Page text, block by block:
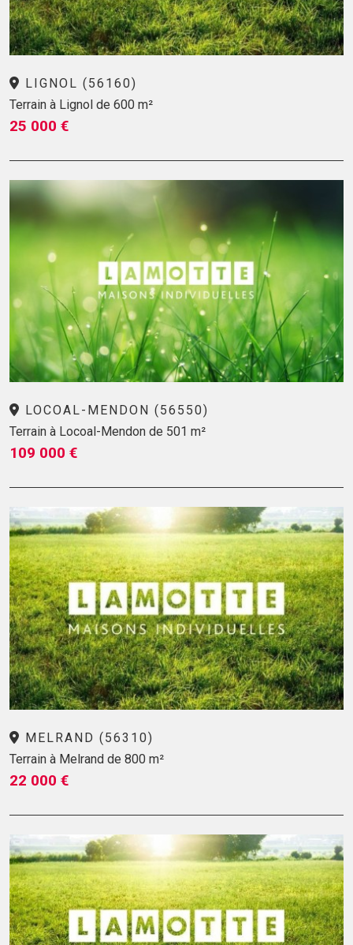
LIGNOL (56160)
Terrain à Lignol de 600 m²
25 000 €
LOCOAL-MENDON (56550)
Terrain à Locoal-Mendon de 501 m²
109 000 €
MELRAND (56310)
Terrain à Melrand de 800 m²
22 000 €